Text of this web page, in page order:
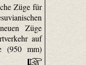
Züge für
Züge
auf
(950 mm)